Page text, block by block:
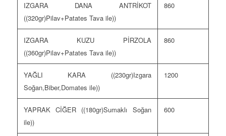
IZGARA DANA ANTRİKOT
((320gr)Pilav+Patates Tava ile))
860
IZGARA KUZU PİRZOLA
((360gr)Pilav+Patates Tava ile))
860
YAĞLI KARA ((230gr)Izgara
Soğan,Biber,Domates ile))
1200
YAPRAK CİĞER ((180gr)Sumaklı Soğan
ile))
600